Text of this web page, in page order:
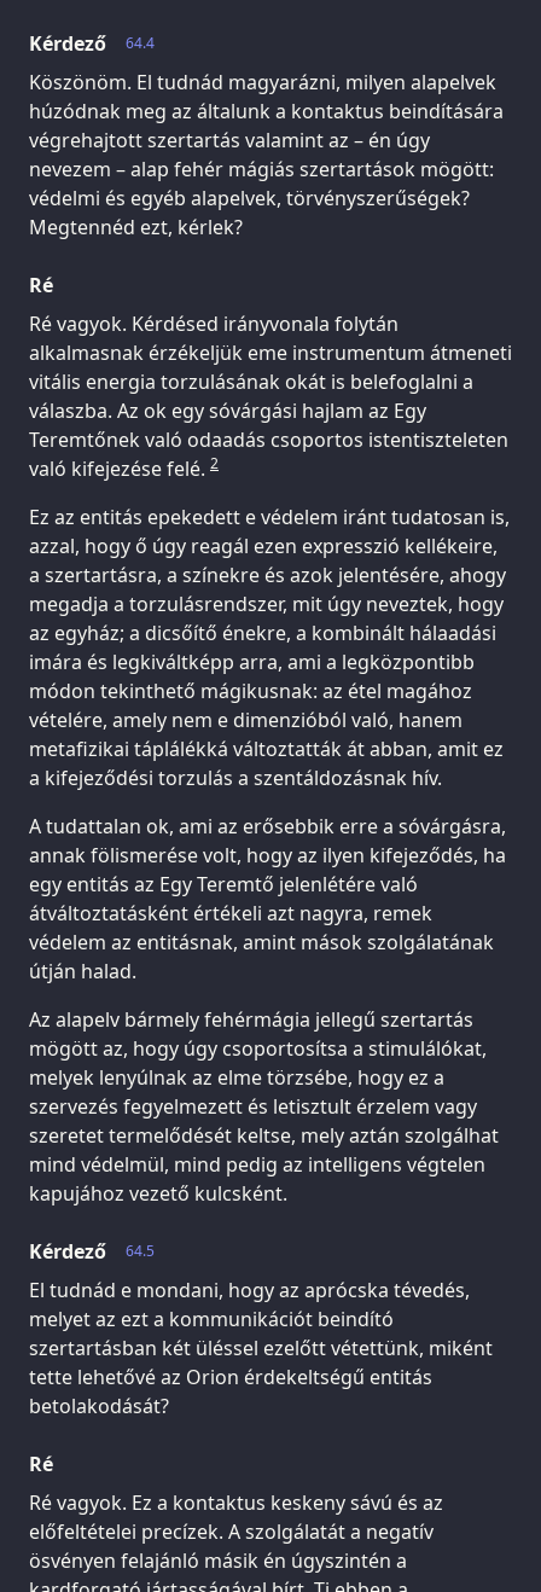
64.4
Kérdező
Köszönöm. El tudnád magyarázni, milyen alapelvek
húzódnak meg az általunk a kontaktus beindítására
végrehajtott szertartás valamint az – én úgy
nevezem – alap fehér mágiás szertartások mögött:
védelmi és egyéb alapelvek, törvényszerűségek?
Megtennéd ezt, kérlek?
Ré
Ré vagyok. Kérdésed irányvonala folytán
alkalmasnak érzékeljük eme instrumentum átmeneti
vitális energia torzulásának okát is belefoglalni a
válaszba. Az ok egy sóvárgási hajlam az Egy
Teremtőnek való odaadás csoportos istentiszteleten
való kifejezése felé. 2
Ez az entitás epekedett e védelem iránt tudatosan is,
azzal, hogy ő úgy reagál ezen expresszió kellékeire,
a szertartásra, a színekre és azok jelentésére, ahogy
megadja a torzulásrendszer, mit úgy neveztek, hogy
az egyház; a dicsőítő énekre, a kombinált hálaadási
imára és legkiváltképp arra, ami a legközpontibb
módon tekinthető mágikusnak: az étel magához
vételére, amely nem e dimenzióból való, hanem
metafizikai táplálékká változtatták át abban, amit ez
a kifejeződési torzulás a szentáldozásnak hív.
A tudattalan ok, ami az erősebbik erre a sóvárgásra,
annak fölismerése volt, hogy az ilyen kifejeződés, ha
egy entitás az Egy Teremtő jelenlétére való
átváltoztatásként értékeli azt nagyra, remek
védelem az entitásnak, amint mások szolgálatának
útján halad.
Az alapelv bármely fehérmágia jellegű szertartás
mögött az, hogy úgy csoportosítsa a stimulálókat,
melyek lenyúlnak az elme törzsébe, hogy ez a
szervezés fegyelmezett és letisztult érzelem vagy
szeretet termelődését keltse, mely aztán szolgálhat
mind védelmül, mind pedig az intelligens végtelen
kapujához vezető kulcsként.
64.5
Kérdező
El tudnád e mondani, hogy az aprócska tévedés,
melyet az ezt a kommunikációt beindító
szertartásban két üléssel ezelőtt vétettünk, miként
tette lehetővé az Orion érdekeltségű entitás
betolakodását?
Ré
Ré vagyok. Ez a kontaktus keskeny sávú és az
előfeltételei precízek. A szolgálatát a negatív
ösvényen felajánló másik én úgyszintén a